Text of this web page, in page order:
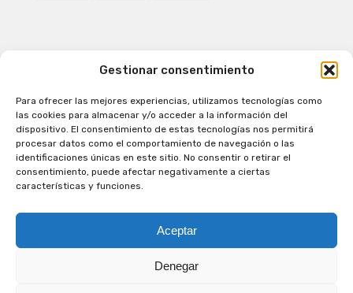
Gestionar consentimiento
Para ofrecer las mejores experiencias, utilizamos tecnologías como
las cookies para almacenar y/o acceder a la información del
dispositivo. El consentimiento de estas tecnologías nos permitirá
procesar datos como el comportamiento de navegación o las
identificaciones únicas en este sitio. No consentir o retirar el
consentimiento, puede afectar negativamente a ciertas
características y funciones.
Aceptar
Denegar
Patagual Radio Digital 2026 - Todos los derechos
reservados
la Radio de Verdad
Cobertura
Programación
Escríbenos